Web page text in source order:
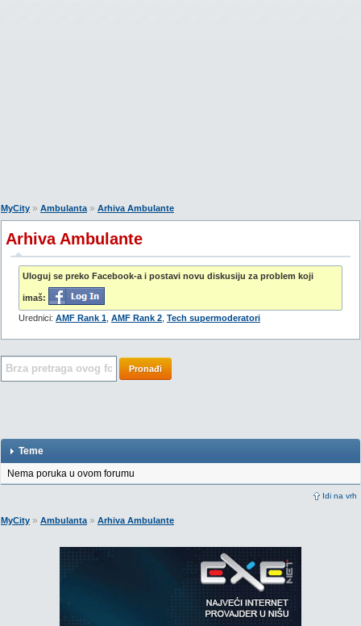
MyCity » Ambulanta» Arhiva Ambulante
Arhiva Ambulante
Uloguj se preko Facebook-a i postavi novu diskusiju za problem koji
imaš:
Urednici: AMF Rank 1 AMF Rank 2 Tech supermoderatori
Pronađi
Teme
Idi na vrh
Nema poruka u ovom forumu
MyCity » Ambulanta» Arhiva Ambulante